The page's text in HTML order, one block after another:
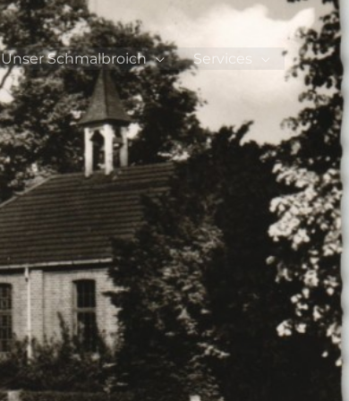
Unser Schmalbroich Services